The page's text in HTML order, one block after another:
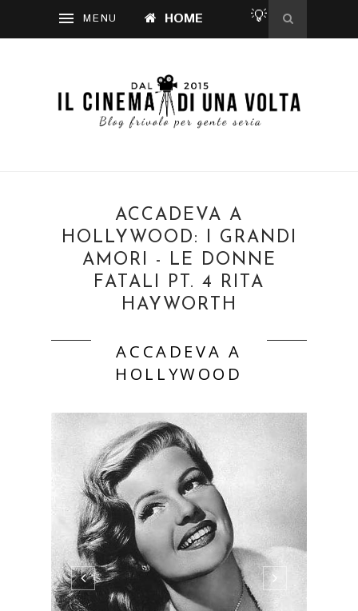
HOME 💡
ACCADEVA A
HOLLYWOOD: I GRANDI
AMORI - LE DONNE
FATALI PT. 4 RITA
HAYWORTH
ACCADEVA A
HOLLYWOOD